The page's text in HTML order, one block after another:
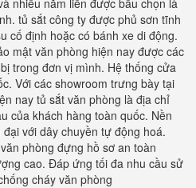
nhiều năm liền được bầu chọn là
tủ sắt công ty được phủ sơn tĩnh
cố định hoặc có bánh xe di động.
mật văn phòng hiện nay được các
trong đơn vị mình. Hệ thống cửa
Với các showroom trưng bày tại
nay tủ sắt văn phòng là địa chỉ
của khách hàng toàn quốc. Nền
với dây chuyền tự động hoá.
phòng đựng hồ sơ an toàn
cao. Đáp ứng tối đa nhu cầu sử
cháy văn phòng